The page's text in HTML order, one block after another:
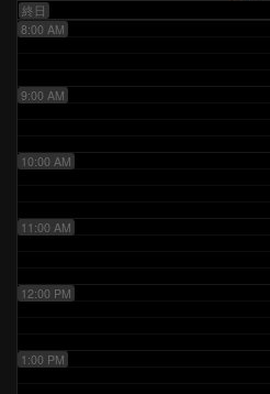
終日
8:00 AM
9:00 AM
10:00 AM
11:00 AM
12:00 PM
1:00 PM